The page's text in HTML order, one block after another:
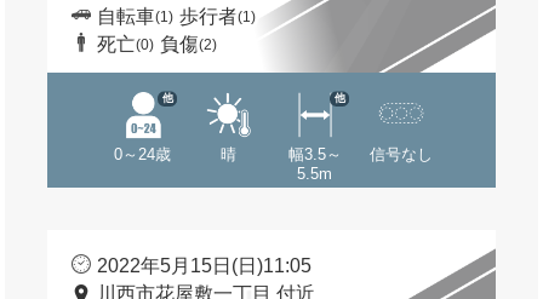
自転車(1) 歩行者(1)
死亡(0) 負傷(2)
0～24歳
他
晴
幅3.5～
5.5m
他
信号なし
2022年5月15日(日)11:05
川西市花屋敷一丁目 付近